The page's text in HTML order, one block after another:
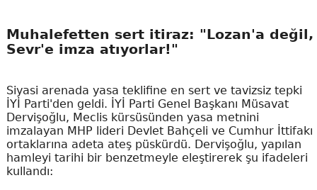
Muhalefetten sert itiraz: "Lozan'a değil,
Sevr'e imza atıyorlar!"
Siyasi arenada yasa teklifine en sert ve tavizsiz tepki
İYİ Parti'den geldi. İYİ Parti Genel Başkanı Müsavat
Dervişoğlu, Meclis kürsüsünden yasa metnini
imzalayan MHP lideri Devlet Bahçeli ve Cumhur İttifakı
ortaklarına adeta ateş püskürdü. Dervişoğlu, yapılan
hamleyi tarihi bir benzetmeyle eleştirerek şu ifadeleri
kullandı: